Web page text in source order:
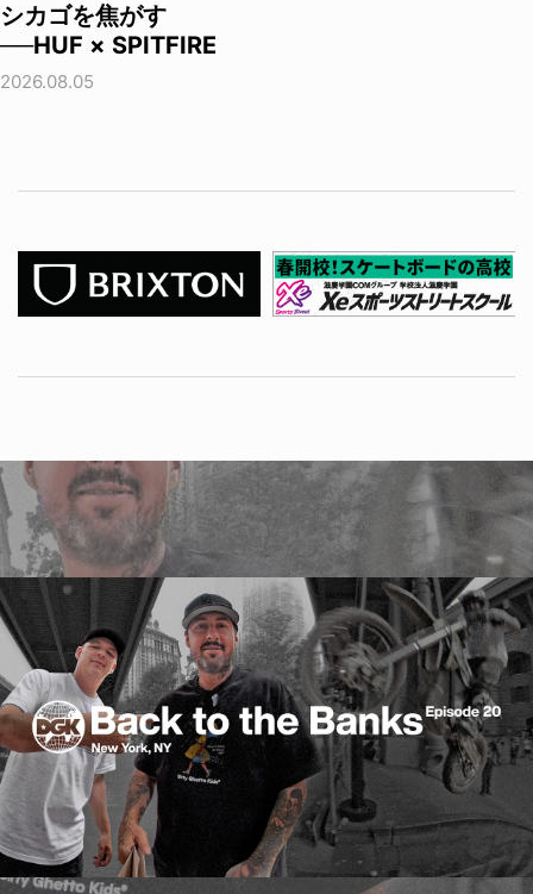
シカゴを焦がす
──HUF × SPITFIRE
2026.08.05